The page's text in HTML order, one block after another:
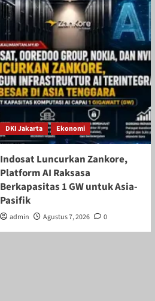
DKI Jakarta Ekonomi
Indosat Luncurkan Zankore,
Platform AI Raksasa
Berkapasitas 1 GW untuk Asia-
Pasifik
admin Agustus 7, 2026 0